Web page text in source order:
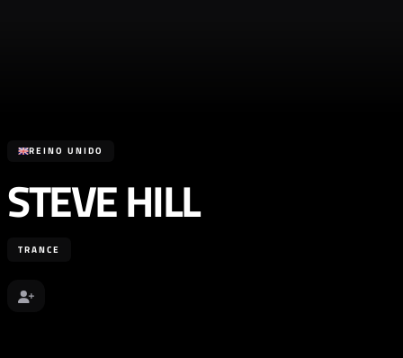
REINO UNIDO
STEVE HILL
TRANCE